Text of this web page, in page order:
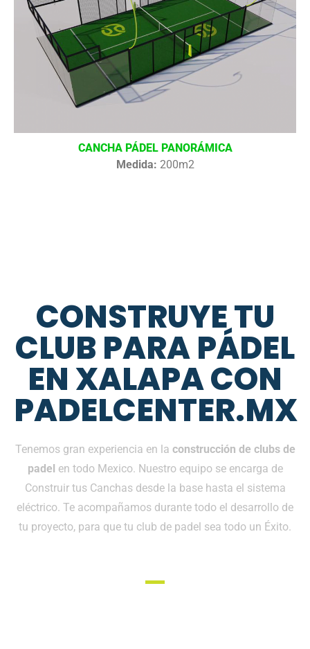
CANCHA PÁDEL PANORÁMICA
Medida: 200m2
CONSTRUYE TU
CLUB PARA PÁDEL
EN XALAPA CON
PADELCENTER.MX
Tenemos gran experiencia en la construcción de clubs de
padel en todo Mexico. Nuestro equipo se encarga de
Construir tus Canchas desde la base hasta el sistema
eléctrico. Te acompañamos durante todo el desarrollo de
tu proyecto, para que tu club de padel sea todo un Éxito.